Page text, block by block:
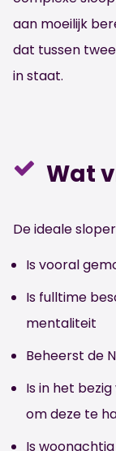
aan moeilijk
dat tussen
in staat.
Wat
De ideale sloper
Is vooral
Is fulltime
mentaliteit
Beheerst de
Is in het
om deze te
Is